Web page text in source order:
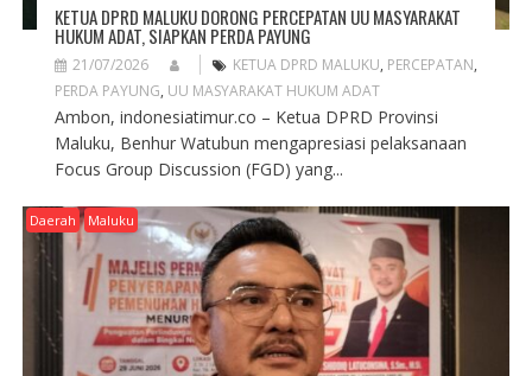
KETUA DPRD MALUKU DORONG PERCEPATAN UU MASYARAKAT
HUKUM ADAT, SIAPKAN PERDA PAYUNG
21/07/2026 KETUA DPRD MALUKU, PERCEPATAN,
PERDA PAYUNG, UU MASYARAKAT HUKUM ADAT
Ambon, indonesiatimur.co – Ketua DPRD Provinsi
Maluku, Benhur Watubun mengapresiasi pelaksanaan
Focus Group Discussion (FGD) yang...
Daerah Maluku